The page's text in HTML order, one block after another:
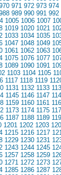
971 972 973 974
989 990 991 992
1005 1006 1007
1019 1020 1021
1033 1034 1035
1047 1048 1049
1061 1062 1063
1075 1076 1077
1089 1090 1091
1103 1104 1105
1117 1118 1119
1131 1132 1133
1145 1146 1147
1159 1160 1161
1173 1174 1175
1187 1188 1189
1201 1202 1203
1215 1216 1217
1229 1230 1231
1243 1244 1245
1257 1258 1259
1271 1272 1273
1285 1286 1287